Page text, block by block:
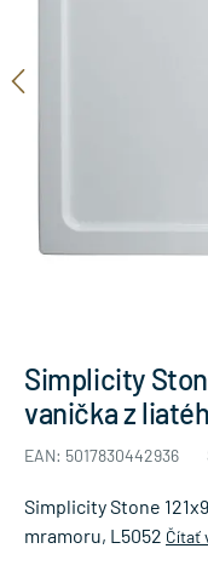
Simplicity
vanička z
EAN: 5017830442936
Simplicity Stone
mramoru, L5052 Čítať